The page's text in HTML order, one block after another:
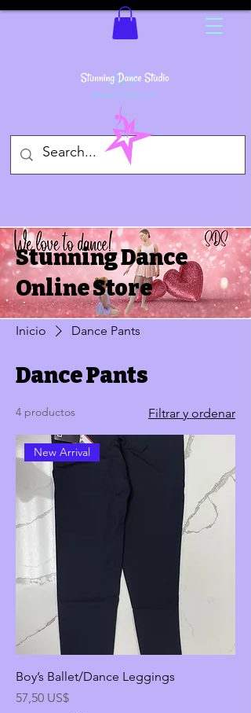
Stunning Dance
Online Store
Inicio Dance Pants
Dance Pants
4 productos Filtrar y ordenar
New Arrival
Boy’s Ballet/Dance Leggings
Precio
57,50 US$